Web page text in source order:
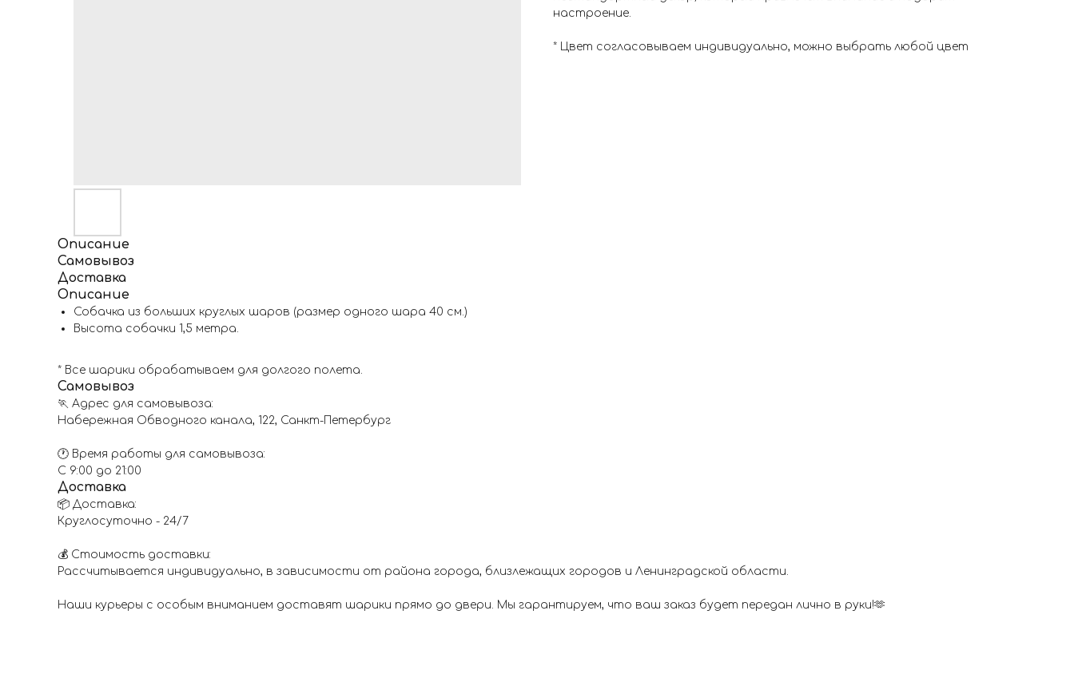
настроение.
* Цвет согласовываем индивидуально, можно выбрать любой цвет
Описание
Самовывоз
Доставка
Описание
Собачка из больших круглых шаров (размер одного шара 40 см.)
Высота собачки 1,5 метра.
* Все шарики обрабатываем для долгого полета.
Самовывоз
🏃 Адрес для самовывоза:
Набережная Обводного канала, 122, Санкт-Петербург
🕐 Время работы для самовывоза:
С 9:00 до 21:00
Доставка
📦 Доставка:
Круглосуточно - 24/7
💰 Стоимость доставки:
Рассчитывается индивидуально, в зависимости от района города, близлежащих городов и Ленинградской области.
Наши курьеры с особым вниманием доставят шарики прямо до двери. Мы гарантируем, что ваш заказ будет передан лично в руки!🫶